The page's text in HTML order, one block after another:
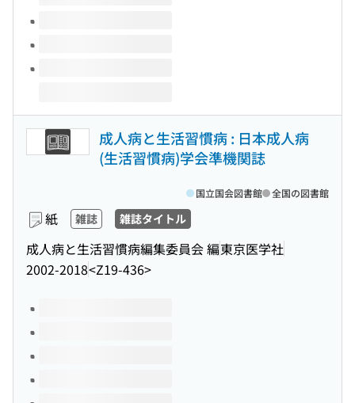
成人病と生活習慣病 : 日本成人病
(生活習慣病)学会準機関誌
紙 雑誌 雑誌タイトル
成人病と生活習慣病編集委員会 編東京医学社
2002-2018<Z19-436>
国立国会図書館 全国の図書館
このタイトルの巻号